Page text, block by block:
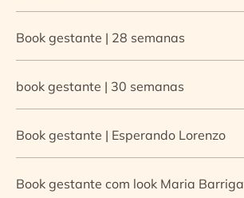
Book gestante | 28 semanas
book gestante | 30 semanas
Book gestante | Esperando Lorenzo
Book gestante com look Maria Barriga